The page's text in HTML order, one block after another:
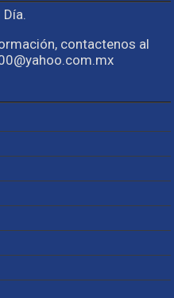
contactenos al